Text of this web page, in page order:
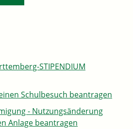
STIPENDIUM
Schulbesuch beantragen
- Nutzungsänderung
Anlage beantragen